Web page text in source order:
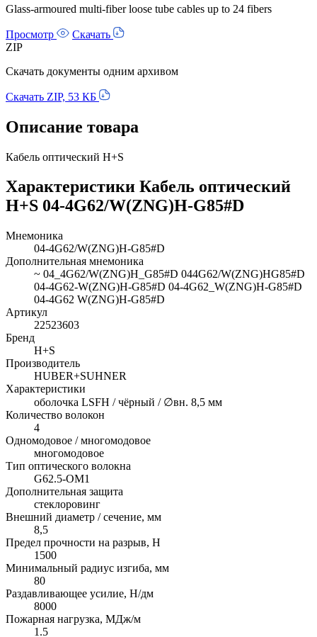
Glass-armoured multi-fiber loose tube cables up to 24 fibers
Просмотр
Скачать
ZIP
Скачать документы одним архивом
Скачать ZIP, 53 КБ
Описание товара
Кабель оптический H+S
Характеристики Кабель оптический
H+S 04-4G62/W(ZNG)H-G85#D
Мнемоника
04-4G62/W(ZNG)H-G85#D
Дополнительная мнемоника
~ 04_4G62/W(ZNG)H_G85#D 044G62/W(ZNG)HG85#D
04-4G62-W(ZNG)H-G85#D 04-4G62_W(ZNG)H-G85#D
04-4G62 W(ZNG)H-G85#D
Артикул
22523603
Бренд
H+S
Производитель
HUBER+SUHNER
Характеристики
оболочка LSFH / чёрный / ∅вн. 8,5 мм
Количество волокон
4
Одномодовое / многомодовое
многомодовое
Тип оптического волокна
G62.5-OM1
Дополнительная защита
стеклоровинг
Внешний диаметр / сечение, мм
8,5
Предел прочности на разрыв, H
1500
Минимальный радиус изгиба, мм
80
Раздавливающее усилие, Н/дм
8000
Пожарная нагрузка, МДж/м
1.5